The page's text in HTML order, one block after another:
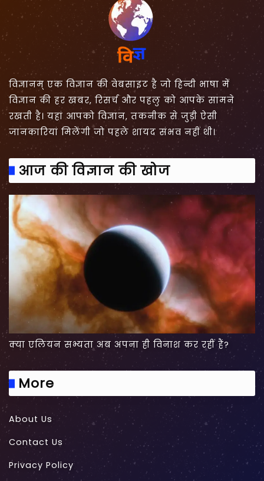
विज्ञानम् एक विज्ञान की वेबसाइट है जो हिन्दी भाषा में
विज्ञान की हर खबर, रिसर्च और पहलु को आपके सामने
रखती है। यहां आपको विज्ञान, तकनीक से जुड़ी ऐसी
जानकारियां मिलेंगी जो पहले शायद संभव नहीं थी।
आज की विज्ञान की खोज
क्या एलियन सभ्यता अब अपना ही विनाश कर रहीं हैं?
More
About Us
Contact Us
Privacy Policy